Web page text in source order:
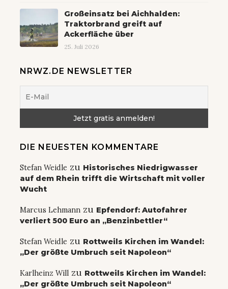
Großeinsatz bei Aichhalden:
Traktorbrand greift auf
Ackerfläche über
25. Juli 2026
NRWZ.DE NEWSLETTER
DIE NEUESTEN KOMMENTARE
Stefan Weidle zu Historisches Niedrigwasser
auf dem Rhein trifft die Wirtschaft mit voller
Wucht
Marcus Lehmann zu Epfendorf: Autofahrer
verliert 500 Euro an „Benzinbettler“
Stefan Weidle zu Rottweils Kirchen im Wandel:
„Der größte Umbruch seit Napoleon“
Karlheinz Will zu Rottweils Kirchen im Wandel:
„Der größte Umbruch seit Napoleon“